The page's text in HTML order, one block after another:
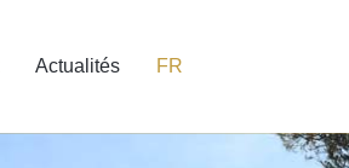
Actualités FR